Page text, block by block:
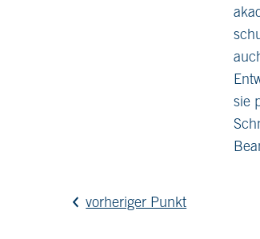
sie
vorheriger Punkt